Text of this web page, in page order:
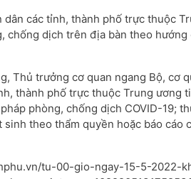
dân các tỉnh, thành phố trực thuộc
chống dịch trên địa bàn theo hướng
Thủ trưởng cơ quan ngang Bộ, cơ
thành phố trực thuộc Trung ương
phòng, chống dịch COVID-19;
sinh theo thẩm quyền hoặc báo cáo
tu-00-gio-ngay-15-5-2022-